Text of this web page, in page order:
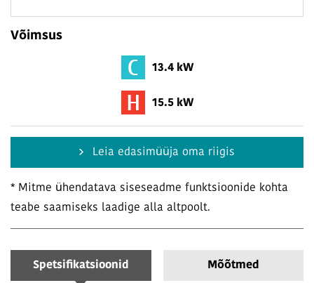
Võimsus
13.4 kW
15.5 kW
Leia edasimüüja oma riigis
* Mitme ühendatava siseseadme funktsioonide kohta
teabe saamiseks laadige alla altpoolt.
Spetsifikatsioonid Mõõtmed